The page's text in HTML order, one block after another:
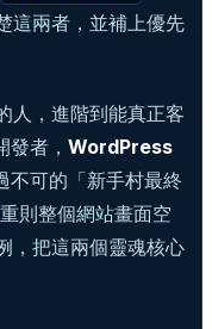
這兩者，並補上優先
人，進階到能真正客
者， WordPress
不可的「新手村最終
則整個網站畫面空
，把這兩個靈魂核心